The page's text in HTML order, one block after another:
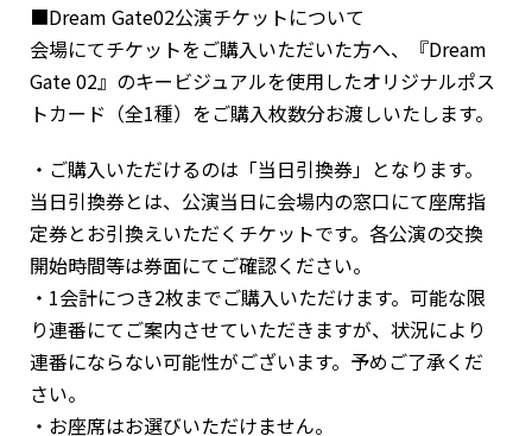
■Dream Gate02公演チケットについて
会場にてチケットをご購入いただいた方へ、『Dream
Gate 02』のキービジュアルを使用したオリジナルポス
トカード（全1種）をご購入枚数分お渡しいたします。
・ご購入いただけるのは「当日引換券」となります。
当日引換券とは、公演当日に会場内の窓口にて座席指
定券とお引換えいただくチケットです。各公演の交換
開始時間等は券面にてご確認ください。
・1会計につき2枚までご購入いただけます。可能な限
り連番にてご案内させていただきますが、状況により
連番にならない可能性がございます。予めご了承くだ
さい。
・お座席はお選びいただけません。